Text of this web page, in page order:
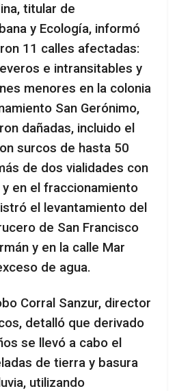
titular de
y Ecología, informó
11 calles afectadas:
e intransitables y
menores en la colonia
San Gerónimo,
dañadas, incluido el
surcos de hasta 50
de dos vialidades con
en el fraccionamiento
el levantamiento del
de San Francisco
y en la calle Mar
de agua.
Corral Sanzur, director
detalló que derivado
se llevó a cabo el
de tierra y basura
utilizando